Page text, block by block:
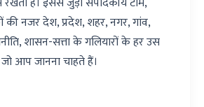
की नजर देश, प्रदेश, शहर, नगर, गांव,
शासन-सत्ता के गलियारों के हर उस
आप जानना चाहते हैं।